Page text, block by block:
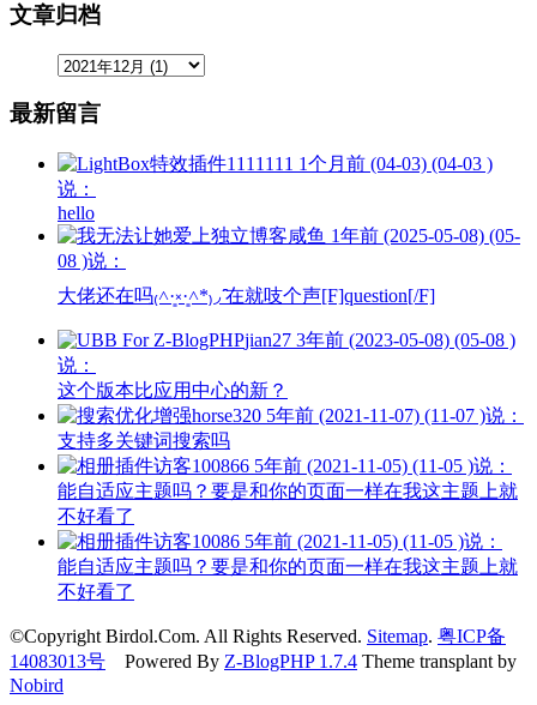
文章归档
最新留言
1111111 1个月前 (04-03) (04-03 )
说：
hello
咸鱼 1年前 (2025-05-08) (05-
08 )说：
大佬还在吗₍˄·͈༝·͈˄*₎◞ ̑̑在就吱个声[F]question[/F]
jian27 3年前 (2023-05-08) (05-08 )
说：
这个版本比应用中心的新？
horse320 5年前 (2021-11-07) (11-07 )说：
支持多关键词搜索吗
访客100866 5年前 (2021-11-05) (11-05 )说：
能自适应主题吗？要是和你的页面一样在我这主题上就
不好看了
访客10086 5年前 (2021-11-05) (11-05 )说：
能自适应主题吗？要是和你的页面一样在我这主题上就
不好看了
©Copyright Birdol.Com. All Rights Reserved. Sitemap. 粤ICP备
14083013号 Powered By Z-BlogPHP 1.7.4 Theme transplant by
Nobird